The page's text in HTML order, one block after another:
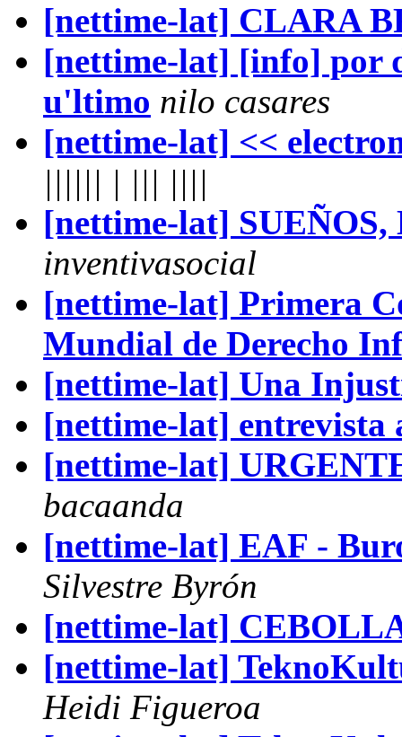
[nettime-lat] CLARA
[nettime-lat] [info] por
u'ltimo nilo casares
[nettime-lat] <<
|||||| | ||| ||||
[nettime-lat]
inventivasocial
[nettime-lat] Primera
Mundial de Derecho
[nettime-lat] Una
[nettime-lat]
[nettime-lat]
bacaanda
[nettime-lat] EAF -
Silvestre Byrón
[nettime-lat]
[nettime-lat]
Heidi Figueroa